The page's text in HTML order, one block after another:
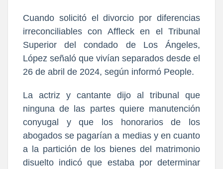
Cuando solicitó el divorcio por diferencias
irreconciliables con Affleck en el Tribunal
Superior del condado de Los Ángeles,
López señaló que vivían separados desde el
26 de abril de 2024, según informó People.
La actriz y cantante dijo al tribunal que
ninguna de las partes quiere manutención
conyugal y que los honorarios de los
abogados se pagarían a medias y en cuanto
a la partición de los bienes del matrimonio
disuelto indicó que estaba por determinar